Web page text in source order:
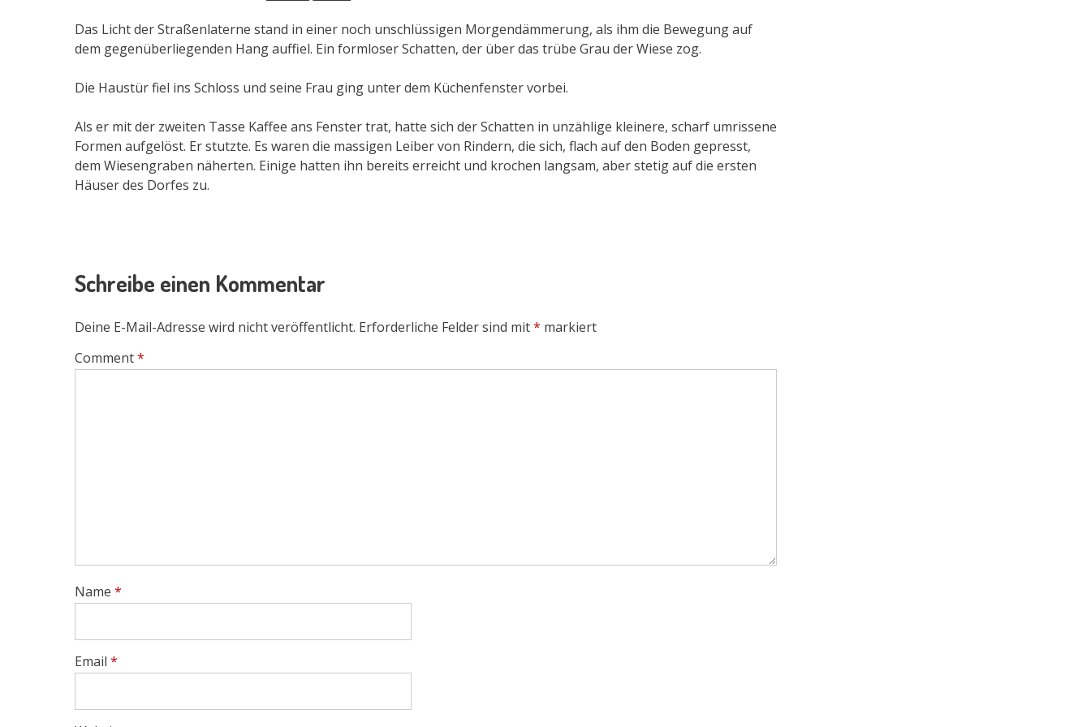
Das Licht der Straßenlaterne stand in einer noch unschlüssigen Morgendämmerung, als ihm die Bewegung auf
dem gegenüberliegenden Hang auffiel. Ein formloser Schatten, der über das trübe Grau der Wiese zog.
Die Haustür fiel ins Schloss und seine Frau ging unter dem Küchenfenster vorbei.
Als er mit der zweiten Tasse Kaffee ans Fenster trat, hatte sich der Schatten in unzählige kleinere, scharf umrissene
Formen aufgelöst. Er stutzte. Es waren die massigen Leiber von Rindern, die sich, flach auf den Boden gepresst,
dem Wiesengraben näherten. Einige hatten ihn bereits erreicht und krochen langsam, aber stetig auf die ersten
Häuser des Dorfes zu.
Schreibe einen Kommentar
Deine E-Mail-Adresse wird nicht veröffentlicht. Erforderliche Felder sind mit* markiert
Comment*
Name *
Email *